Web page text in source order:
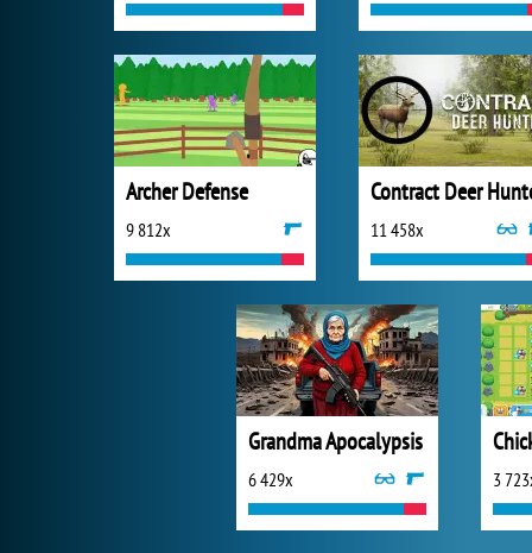
Archer Defense
9 812x
Contract Deer
11 458x
Grandma Apocalypsis
6 429x 3